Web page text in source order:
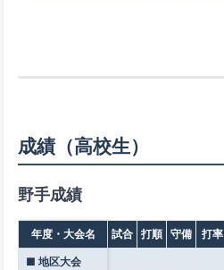
成績（高校生）
野手成績
年度・大会名 試合 打順 守備 打率
■ 地区大会